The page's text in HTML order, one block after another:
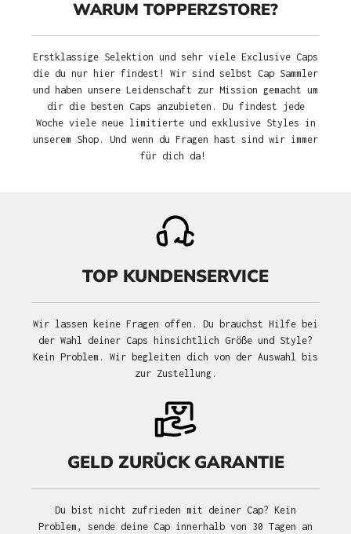
WARUM TOPPERZSTORE?
Erstklassige Selektion und sehr viele Exclusive Caps
die du nur hier findest! Wir sind selbst Cap Sammler
und haben unsere Leidenschaft zur Mission gemacht um
dir die besten Caps anzubieten. Du findest jede
Woche viele neue limitierte und exklusive Styles in
unserem Shop. Und wenn du Fragen hast sind wir immer
für dich da!
TOP KUNDENSERVICE
Wir lassen keine Fragen offen. Du brauchst Hilfe bei
der Wahl deiner Caps hinsichtlich Größe und Style?
Kein Problem. Wir begleiten dich von der Auswahl bis
zur Zustellung.
GELD ZURÜCK GARANTIE
Du bist nicht zufrieden mit deiner Cap? Kein
Problem, sende deine Cap innerhalb von 30 Tagen an